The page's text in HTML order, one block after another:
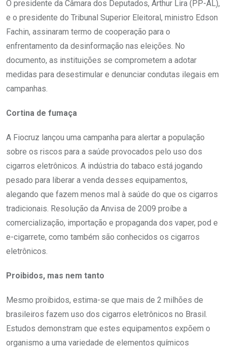
O presidente da Câmara dos Deputados, Arthur Lira (PP-AL),
e o presidente do Tribunal Superior Eleitoral, ministro Edson
Fachin, assinaram termo de cooperação para o
enfrentamento da desinformação nas eleições. No
documento, as instituições se comprometem a adotar
medidas para desestimular e denunciar condutas ilegais em
campanhas.
Cortina de fumaça
A Fiocruz lançou uma campanha para alertar a população
sobre os riscos para a saúde provocados pelo uso dos
cigarros eletrônicos. A indústria do tabaco está jogando
pesado para liberar a venda desses equipamentos,
alegando que fazem menos mal à saúde do que os cigarros
tradicionais. Resolução da Anvisa de 2009 proíbe a
comercialização, importação e propaganda dos vaper, pod e
e-cigarrete, como também são conhecidos os cigarros
eletrônicos.
Proibidos, mas nem tanto
Mesmo proibidos, estima-se que mais de 2 milhões de
brasileiros fazem uso dos cigarros eletrônicos no Brasil.
Estudos demonstram que estes equipamentos expõem o
organismo a uma variedade de elementos químicos